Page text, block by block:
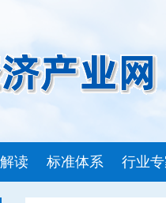
读 标准体系 行业